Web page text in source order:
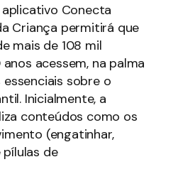
Conecta
Criança permitirá que
mais de 108 mil
acessem, na palma
sobre o
Inicialmente, a
conteúdos como os
(engatinhar,
de